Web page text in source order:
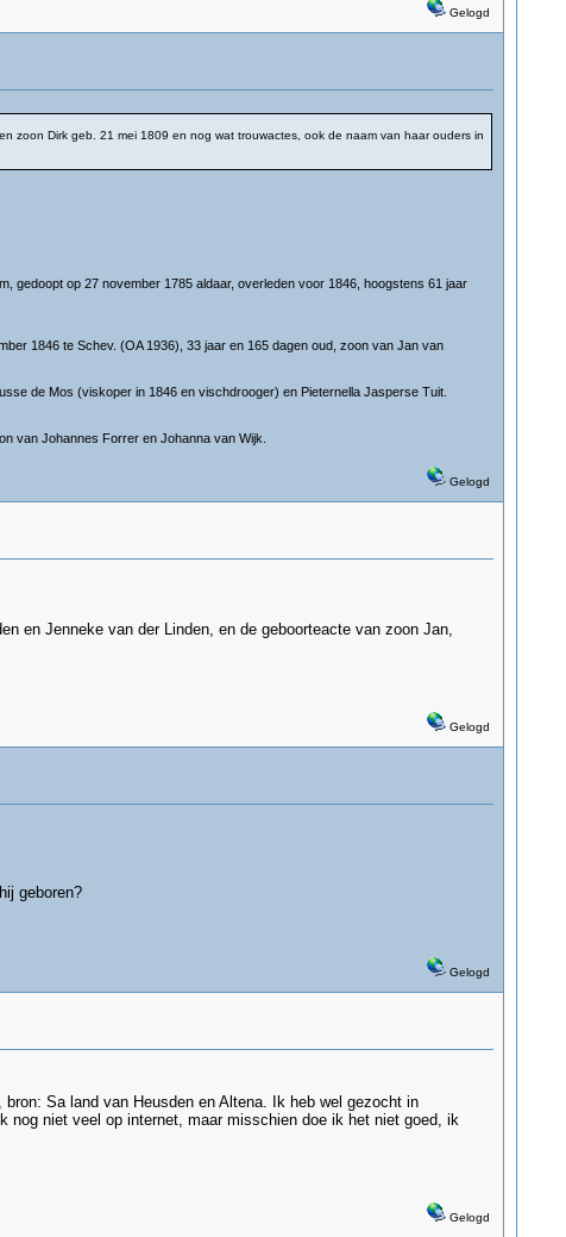
Gelogd
zoon Dirk geb. 21 mei 1809 en nog wat trouwactes, ook de naam van haar ouders in
gedoopt op 27 november 1785 aldaar, overleden voor 1846, hoogstens 61 jaar
1846 te Schev. (OA 1936), 33 jaar en 165 dagen oud, zoon van Jan van
de Mos (viskoper in 1846 en vischdrooger) en Pieternella Jasperse Tuit.
van Johannes Forrer en Johanna van Wijk.
Gelogd
en Jenneke van der Linden, en de geboorteacte van zoon Jan,
Gelogd
geboren?
Gelogd
Sa land van Heusden en Altena. Ik heb wel gezocht in
nog niet veel op internet, maar misschien doe ik het niet goed, ik
Gelogd